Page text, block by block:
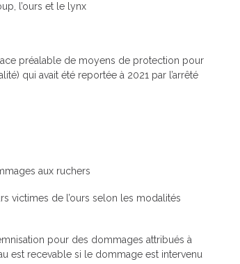
l’ours et le lynx
préalable de moyens de protection pour
qui avait été reportée à 2021 par l’arrêté
aux ruchers
victimes de l’ours selon les modalités
pour des dommages attribués à
est recevable si le dommage est intervenu